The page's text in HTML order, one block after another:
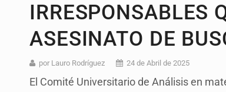
IRRESPONSABLES
ASESINATO DE
por Lauro Rodríguez 24 de Abril de 2025
El Comité Universitario de Análisis en